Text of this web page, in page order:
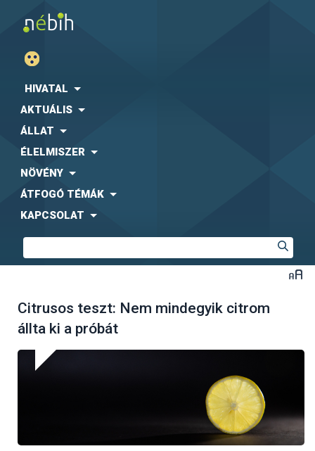
HIVATAL
AKTUÁLIS
ÁLLAT
ÉLELMISZER
NÖVÉNY
ÁTFOGÓ TÉMÁK
KAPCSOLAT
Citrusos teszt: Nem mindegyik citrom
állta ki a próbát